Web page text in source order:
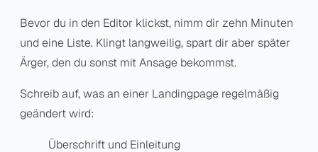
Bevor du in den Editor klickst, nimm dir zehn Minuten
und eine Liste. Klingt langweilig, spart dir aber später
Ärger, den du sonst mit Ansage bekommst.
Schreib auf, was an einer Landingpage regelmäßig
geändert wird:
Überschrift und Einleitung